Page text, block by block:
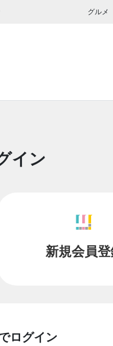
グルメ
イン
新規会員
ログイン